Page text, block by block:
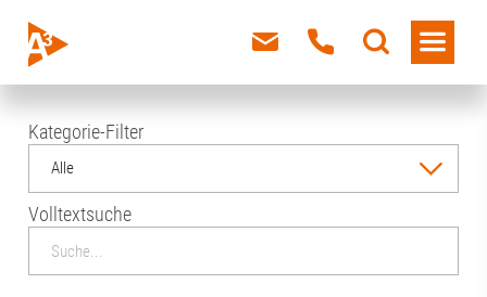
Kategorie-Filter
Alle
Volltextsuche